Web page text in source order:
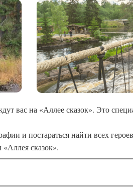
вас на «Аллее сказок». Это
и постараться найти всех
сказок».